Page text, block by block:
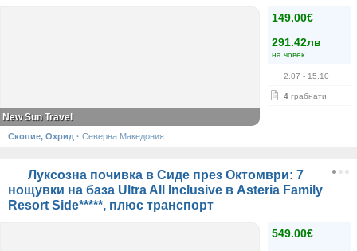
149.00€
291.42лв
на човек
2.07 - 15.10
4 грабнати
New Sun Travel
Скопие, Охрид · Северна Македония
Луксозна почивка в Сиде през Октомври: 7
нощувки на база Ultra All Inclusive в Asteria Family
Resort Side*****, плюс транспорт
549.00€